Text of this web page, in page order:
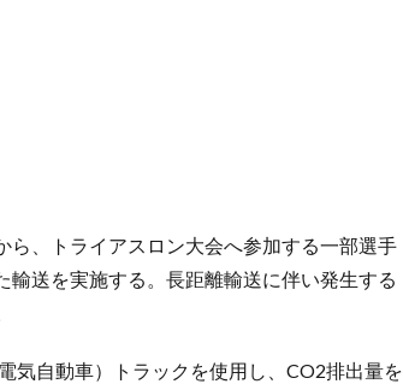
、トライアスロン大会へ参加する一部選手
送を実施する。長距離輸送に伴い発生する
気自動車）トラックを使用し、CO2排出量を